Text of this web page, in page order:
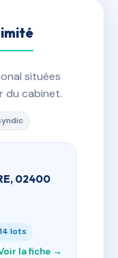
situées
du cabinet.
02400
lots
la fiche →